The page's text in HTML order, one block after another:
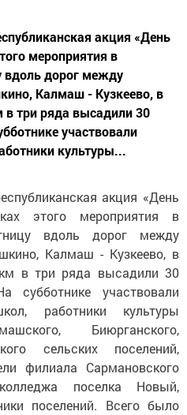
акция «День
мероприятия в
вдоль дорог между
Калмаш - Кузкеево, в
три ряда высадили 30
участвовали
культуры...
акция «День
этого мероприятия в
вдоль дорог между
Калмаш - Кузкеево, в
в три ряда высадили 30
участвовали
работники культуры
Биюрганского,
сельских поселений,
филиала Сармановского
колледжа поселка Новый,
поселений. Всего было